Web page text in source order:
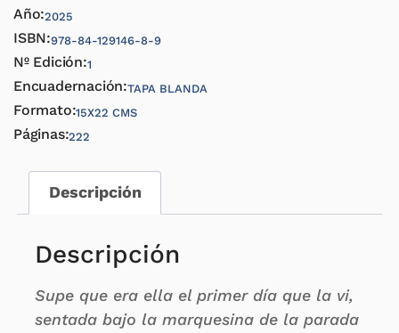
Año:2025
ISBN:978-84-129146-8-9
Nº Edición:1
Encuadernación:TAPA BLANDA
Formato:15X22 CMS
Páginas:222
Descripción
Descripción
Supe que era ella el primer día que la vi,
sentada bajo la marquesina de la parada